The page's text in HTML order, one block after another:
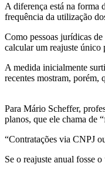
A diferença está na forma
frequência da utilização
Como pessoas jurídicas de
calcular um reajuste único
A medida inicialmente
recentes mostram, porém,
Para Mário Scheffer,
planos, que ele chama de
“Contratações via CNPJ
Se o reajuste anual fosse